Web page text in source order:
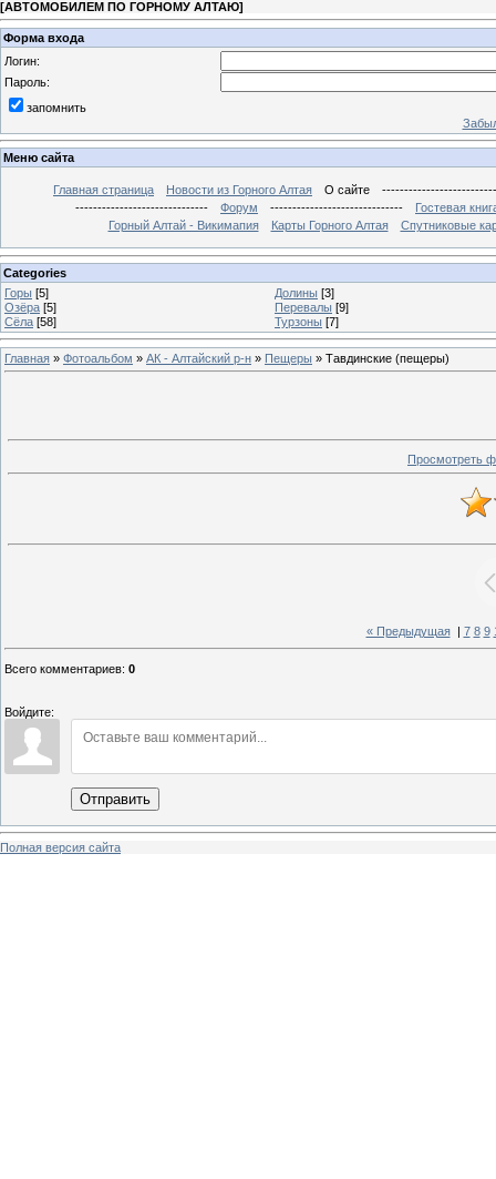
[АВТОМОБИЛЕМ ПО ГОРНОМУ АЛТАЮ]
Форма входа
Логин:
Пароль:
запомнить
Меню сайта
Главная страница Новости из Горного Алтая О сайте
------------------------------
Форум ------------------------------
Гостевая
Горный Алтай - Викимапия
Карты Горного Алтая Спутниковые
Categories
Горы [5] Долины [3]
Озёра [5] Перевалы [9]
Сёла [58] Турзоны [7]
Главная » Фотоальбом » АК - Алтайский р-н » Пещеры » Тавдинские (пещеры)
Просмотреть
« Предыдущая| 7 8 9
Всего комментариев: 0
Войдите:
Отправить
Полная версия сайта